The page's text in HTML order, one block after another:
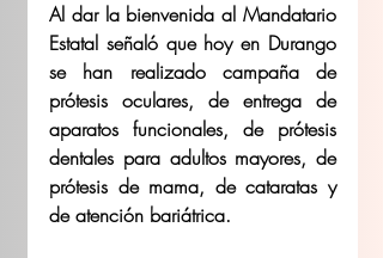
Al dar la bienvenida al Mandatario
Estatal señaló que hoy en Durango
se han realizado campaña de
prótesis oculares, de entrega de
aparatos funcionales, de prótesis
dentales para adultos mayores, de
prótesis de mama, de cataratas y
de atención bariátrica.